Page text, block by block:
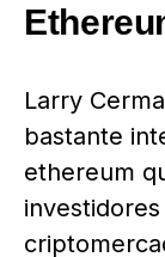
Larry
bastante
ethereum